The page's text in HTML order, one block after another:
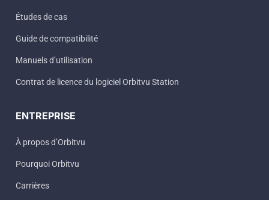
Études de cas
Guide de compatibilité
Manuels d’utilisation
Contrat de licence du logiciel Orbitvu Station
ENTREPRISE
À propos d’Orbitvu
Pourquoi Orbitvu
Carrières